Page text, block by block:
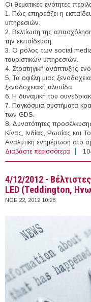
Οι θεματικές ενότητες
1. Πώς επηρεάζει η
υπηρεσιών.
2. Βελτίωση της
την εκπαίδευση.
3. Ο ρόλος των social
τουριστικών υπηρεσιών.
4. Στρατηγική ανάπτυξης
5. Τα οφέλη μιας
ξενοδοχειακή αλυσίδα.
6. Η δυναμική του
7. Παγκόσμια συστήματα
των GDS.
8. Δυνατότητες
Κίνας, Ινδίας, Ρωσίας και
Αναλυτική ενημέρωση στο
Διαβάστε περισσότερα για
και
4/12/2012 -
LED (Teddington,
ΝΟΕ 22, 2012 10:28